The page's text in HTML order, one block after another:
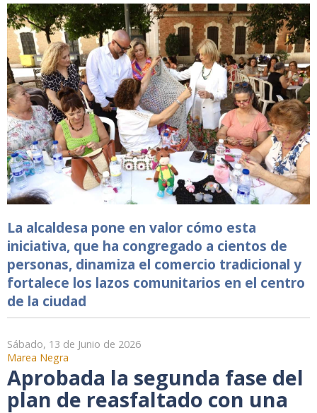
La alcaldesa pone en valor cómo esta
iniciativa, que ha congregado a cientos de
personas, dinamiza el comercio tradicional y
fortalece los lazos comunitarios en el centro
de la ciudad
Sábado, 13 de Junio de 2026
Marea Negra
Aprobada la segunda fase del
plan de reasfaltado con una